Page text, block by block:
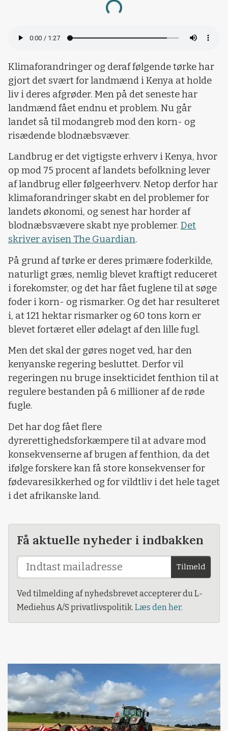
Loading...
Klimaforandringer og deraf følgende tørke har
gjort det svært for landmænd i Kenya at holde
liv i deres afgrøder. Men på det seneste har
landmænd fået endnu et problem. Nu går
landet så til modangreb mod den korn- og
risædende blodnæbsvæver.
Landbrug er det vigtigste erhverv i Kenya, hvor
op mod 75 procent af landets befolkning lever
af landbrug eller følgeerhverv. Netop derfor har
klimaforandringer skabt en del problemer for
landets økonomi, og senest har horder af
blodnæbsvævere skabt nye problemer. Det
skriver avisen The Guardian.
På grund af tørke er deres primære foderkilde,
naturligt græs, nemlig blevet kraftigt reduceret
i forekomster, og det har fået fuglene til at søge
foder i korn- og rismarker. Og det har resulteret
i, at 121 hektar rismarker og 60 tons korn er
blevet fortæret eller ødelagt af den lille fugl.
Men det skal der gøres noget ved, har den
kenyanske regering besluttet. Derfor vil
regeringen nu bruge insekticidet fenthion til at
regulere bestanden på 6 millioner af de røde
fugle.
Det har dog fået flere
dyrerettighedsforkæmpere til at advare mod
konsekvenserne af brugen af fenthion, da det
ifølge forskere kan få store konsekvenser for
fødevaresikkerhed og for vildtliv i det hele taget
i det afrikanske land.
Få aktuelle nyheder i indbakken
Tilmeld
Ved tilmelding af nyhedsbrevet accepterer du L-
Mediehus A/S privatlivspolitik. Læs den her.